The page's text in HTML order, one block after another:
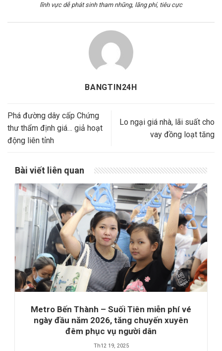
lĩnh vực dễ phát sinh tham nhũng, lãng phí, tiêu cực
BANGTIN24H
Phá đường dây cấp Chứng
thư thẩm định giá… giả hoạt
động liên tỉnh
Lo ngại giá nhà, lãi suất cho
vay đồng loạt tăng
Bài viết liên quan
Metro Bến Thành – Suối Tiên miễn phí vé
ngày đầu năm 2026, tăng chuyến xuyên
đêm phục vụ người dân
Th12 19, 2025